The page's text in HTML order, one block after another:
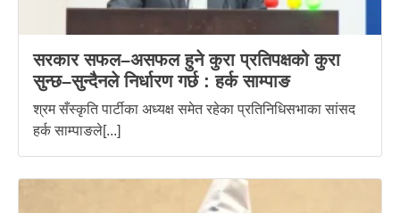
सरकार सफल–असफल हुने कुरा प्रतिपक्षको कुरा
सुन्छ–सुन्दैनले निर्धारण गर्छ : हर्क साम्पाङ
श्रम सँस्कृति पार्टीका अध्यक्ष समेत रहेका प्रतिनिधिसभाका सांसद
हर्क साम्पाङले[...]